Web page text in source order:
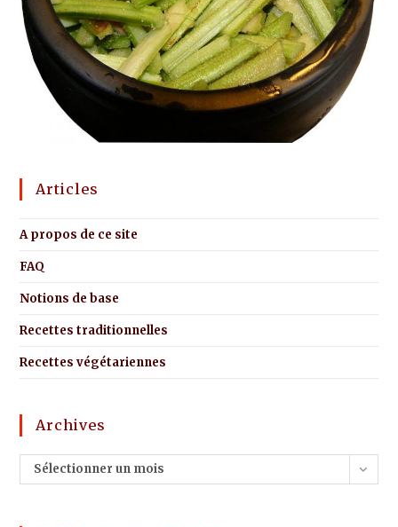
Articles
A propos de ce site
FAQ
Notions de base
Recettes traditionnelles
Recettes végétariennes
Archives
Sélectionner un mois